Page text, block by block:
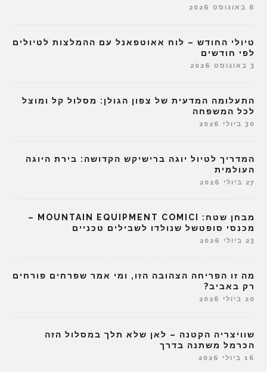
6 באוגוסט 2026
טיולי החודש – לוח אאוטפאנל עם ההמלצות לטיולים
לפי חודשים
3 באוגוסט 2026
התעלומה המדעית של צפון הגולן: מסלול קל ומוצל
לכל המשפחה
30 ביולי 2026
המדריך לטיול יוגה ברישיקש הקדושה: בירת היוגה
העולמית
27 ביולי 2026
מבחן שטח: MOUNTAIN EQUIPMENT COMICI –
מכנסי סופטשל שנולדו לשבילים טכניים
23 ביולי 2026
מה זו הפריחה הצהובה הזו, ומי אמר שפרחים פורחים
רק באביב?
20 ביולי 2026
שוויצריה הקטנה – לאן שלא תלך במסלול הזה
הכרמל משתנה בדרך
16 ביולי 2026